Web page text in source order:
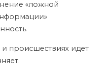
«ложной
происшествиях идет